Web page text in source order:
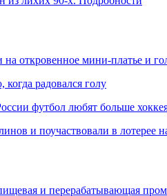
на откровенное мини-платье и
радовался голу
футбол любят больше
и поучаствовали в лотерее
и перерабатывающая